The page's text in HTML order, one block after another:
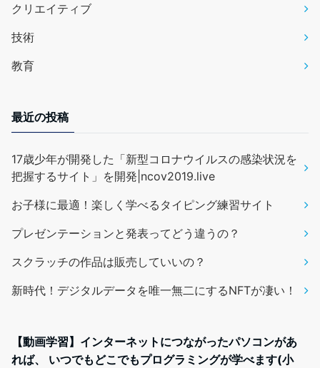
クリエイティブ
技術
教育
最近の投稿
17歳少年が開発した「新型コロナウイルスの感染状況を
把握するサイト」を開発|ncov2019.live
お子様に最適！楽しく学べるタイピング練習サイト
プレゼンテーションと発表ってどう違うの？
スクラッチの作品は販売していいの？
新時代！デジタルデータを唯一無二にするNFTが凄い！
【動画学習】インターネットにつながったパソコンがあ
れば、 いつでもどこでもプログラミングが学べます(小